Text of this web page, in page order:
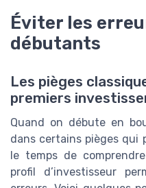
Éviter les
débutants
Les pièges
premiers
Quand on débute en
dans certains pièges qui
le temps de
profil d’investisseur